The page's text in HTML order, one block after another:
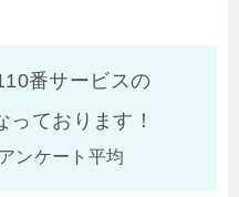
番サービスの
っております！
ンケート平均